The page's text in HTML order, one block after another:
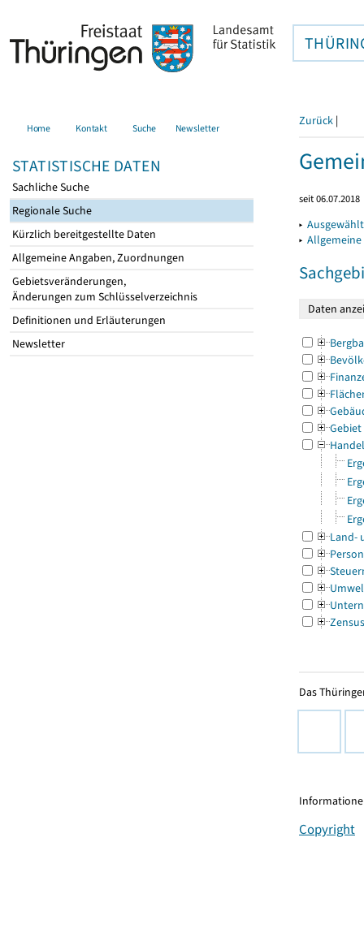
Home Kontakt Suche Newsletter
STATISTISCHE DATEN
Sachliche Suche
Regionale Suche
Kürzlich bereitgestellte Daten
Allgemeine Angaben, Zuordnungen
Gebietsveränderungen,
Änderungen zum Schlüsselverzeichnis
Definitionen und Erläuterungen
Newsletter
Zurück |
seit 06.07.2018
▸
▸
Gebiet
Land-
Zensus
Das
Copyright